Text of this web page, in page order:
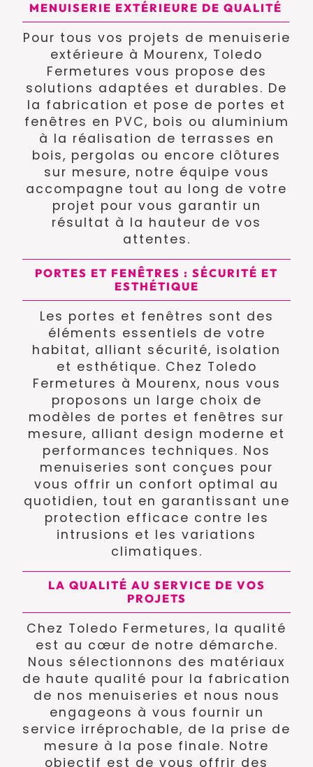
MENUISERIE EXTÉRIEURE DE QUALITÉ
Pour tous vos projets de menuiserie
extérieure à Mourenx, Toledo
Fermetures vous propose des
solutions adaptées et durables. De
la fabrication et pose de portes et
fenêtres en PVC, bois ou aluminium
à la réalisation de terrasses en
bois, pergolas ou encore clôtures
sur mesure, notre équipe vous
accompagne tout au long de votre
projet pour vous garantir un
résultat à la hauteur de vos
attentes.
PORTES ET FENÊTRES : SÉCURITÉ ET
ESTHÉTIQUE
Les portes et fenêtres sont des
éléments essentiels de votre
habitat, alliant sécurité, isolation
et esthétique. Chez Toledo
Fermetures à Mourenx, nous vous
proposons un large choix de
modèles de portes et fenêtres sur
mesure, alliant design moderne et
performances techniques. Nos
menuiseries sont conçues pour
vous offrir un confort optimal au
quotidien, tout en garantissant une
protection efficace contre les
intrusions et les variations
climatiques.
LA QUALITÉ AU SERVICE DE VOS
PROJETS
Chez Toledo Fermetures, la qualité
est au cœur de notre démarche.
Nous sélectionnons des matériaux
de haute qualité pour la fabrication
de nos menuiseries et nous nous
engageons à vous fournir un
service irréprochable, de la prise de
mesure à la pose finale. Notre
objectif est de vous offrir des